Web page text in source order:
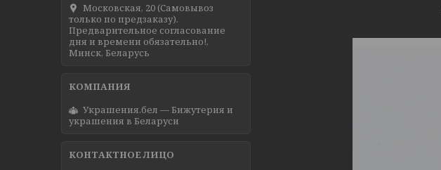
Московская, 20 (Самовывоз
только по предзаказу).
Предварительное согласование
дня и времени обязательно!,
Минск, Беларусь
Украшения.бел — Бижутерия и
украшения в Беларуси